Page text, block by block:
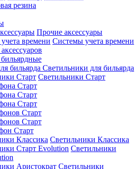
резина
Прочие аксессуары
Системы учета времени
Светильники для бильярда
Светильники Старт
Старт
Старт
Старт
Старт
Старт
Старт
Светильники Классика
Светильники
Светильники